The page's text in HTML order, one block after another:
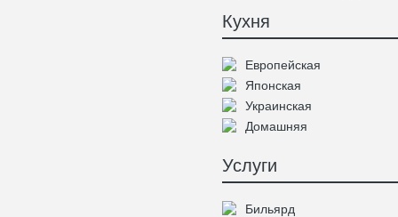
Кухня
Европейская
Японская
Украинская
Домашняя
Услуги
Бильярд